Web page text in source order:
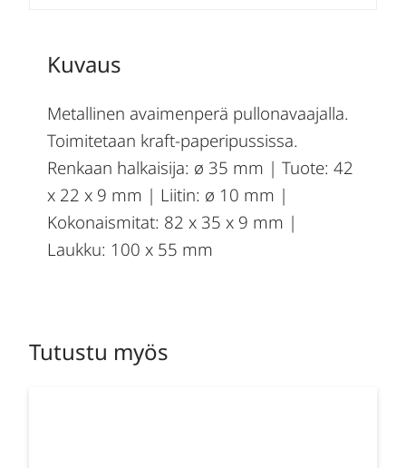
Kuvaus
Metallinen avaimenperä pullonavaajalla.
Toimitetaan kraft-paperipussissa.
Renkaan halkaisija: ø 35 mm | Tuote: 42
x 22 x 9 mm | Liitin: ø 10 mm |
Kokonaismitat: 82 x 35 x 9 mm |
Laukku: 100 x 55 mm
Tutustu myös